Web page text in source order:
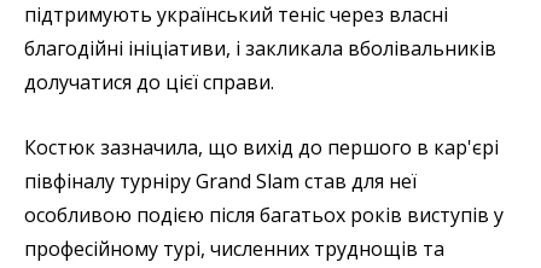
підтримують український теніс через власні
благодійні ініціативи, і закликала вболівальників
долучатися до цієї справи.
Костюк зазначила, що вихід до першого в кар'єрі
півфіналу турніру Grand Slam став для неї
особливою подією після багатьох років виступів у
професійному турі, численних труднощів та